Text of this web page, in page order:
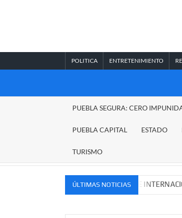
POLITICA ENTRETENIMIENTO
REGIONALES
PUEBLA SEGURA: CERO
PUEBLA CAPITAL ESTADO
TURISMO
ÚLTIMAS NOTICIAS
MERCADOS NACIONALES E INTERNACIONALES